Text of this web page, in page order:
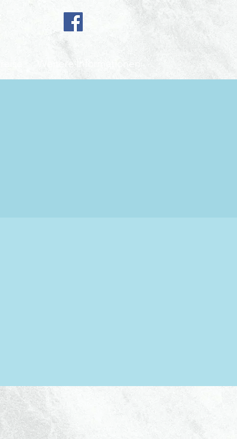
Weitere Informationen